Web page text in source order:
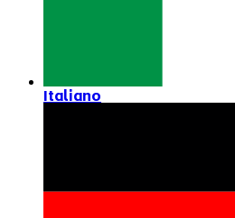
Italiano